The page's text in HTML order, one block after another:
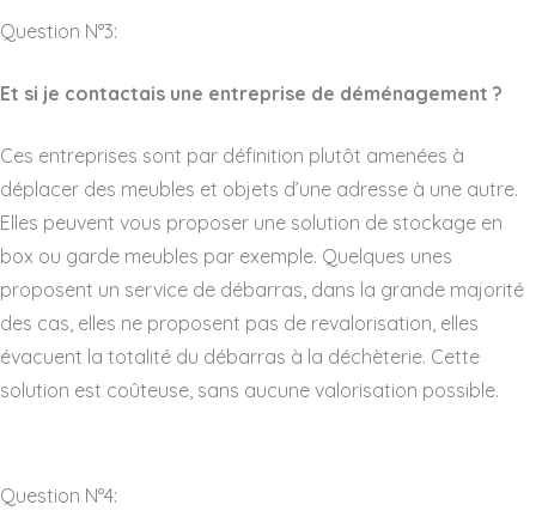
Question N°3:
Et si je contactais une entreprise de déménagement ?
Ces entreprises sont par définition plutôt amenées à
déplacer des meubles et objets d’une adresse à une autre.
Elles peuvent vous proposer une solution de stockage en
box ou garde meubles par exemple. Quelques unes
proposent un service de débarras, dans la grande majorité
des cas, elles ne proposent pas de revalorisation, elles
évacuent la totalité du débarras à la déchèterie. Cette
solution est coûteuse, sans aucune valorisation possible.
Question N°4: